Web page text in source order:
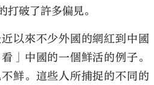
打破了許多偏見。
近以來不少外國的網紅到中國
」中國的一個鮮活的例子。
鮮。這些人所捕捉的不同的